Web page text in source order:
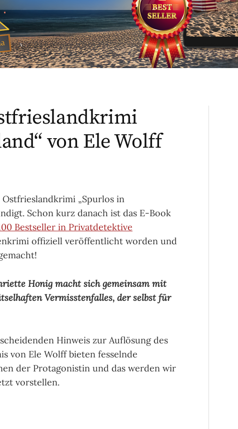
von Ele Wolff
„Spurlos in
Schon kurz danach ist das E-Book
Bestseller in Privatdetektive
offiziell veröffentlicht worden und
Honig macht sich gemeinsam mit
Vermisstenfalles, der selbst für
Hinweis zur Auflösung des
von Ele Wolff bieten fesselnde
der Protagonistin und das werden wir
vorstellen.